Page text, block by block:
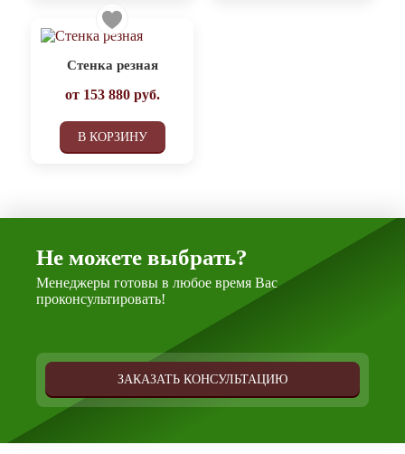
Стенка резная
от 153 880руб.
В КОРЗИНУ
Не можете выбрать?
Менеджеры готовы в любое время Вас
проконсультировать!
ЗАКАЗАТЬ КОНСУЛЬТАЦИЮ